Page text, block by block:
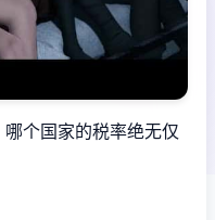
个国家的税率绝无仅